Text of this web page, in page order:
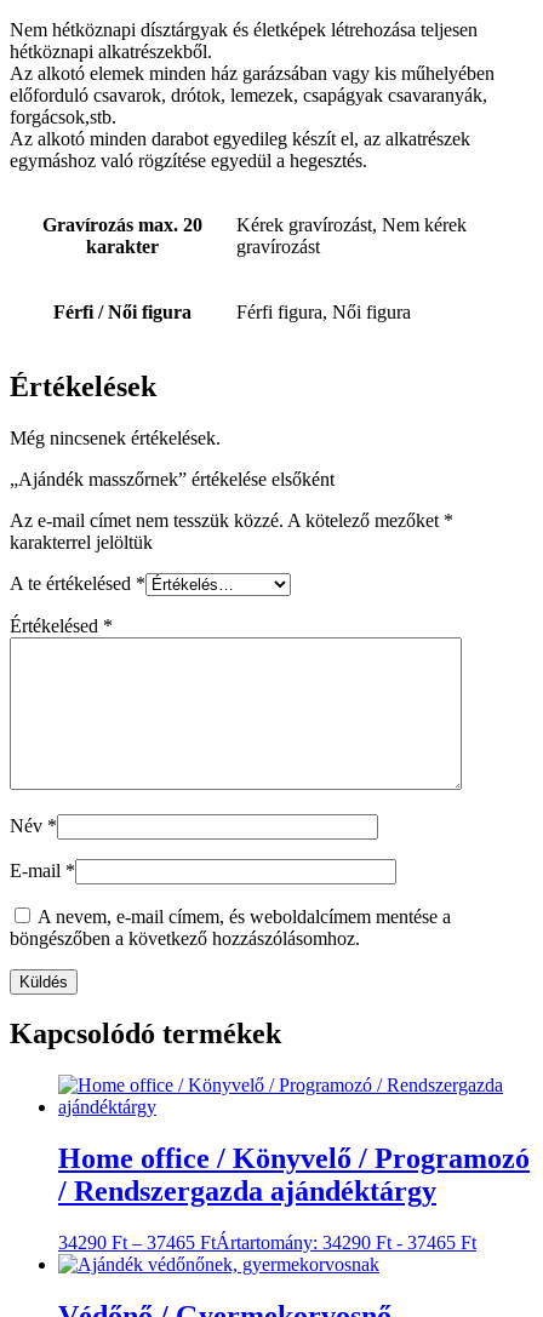
Nem hétköznapi dísztárgyak és életképek létrehozása teljesen
hétköznapi alkatrészekből.
Az alkotó elemek minden ház garázsában vagy kis műhelyében
előforduló csavarok, drótok, lemezek, csapágyak csavaranyák,
forgácsok,stb.
Az alkotó minden darabot egyedileg készít el, az alkatrészek
egymáshoz való rögzítése egyedül a hegesztés.
Gravírozás max. 20
karakter
Kérek gravírozást, Nem kérek
gravírozást
Férfi / Női figura Férfi figura, Női figura
Értékelések
Még nincsenek értékelések.
„Ajándék masszőrnek” értékelése elsőként
Az e-mail címet nem tesszük közzé. A kötelező mezőket *
karakterrel jelöltük
A te értékelésed *
Értékelésed *
Név *
E-mail *
A nevem, e-mail címem, és weboldalcímem mentése a
böngészőben a következő hozzászólásomhoz.
Kapcsolódó termékek
Home office / Könyvelő / Programozó
/ Rendszergazda ajándéktárgy
34290 Ft – 37465 FtÁrtartomány: 34290 Ft - 37465 Ft